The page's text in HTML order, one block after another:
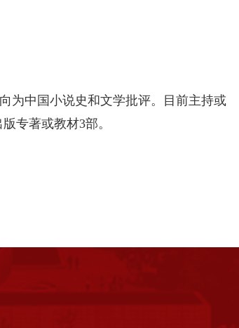
为中国小说史和文学批评。目前主持或
专著或教材3部。